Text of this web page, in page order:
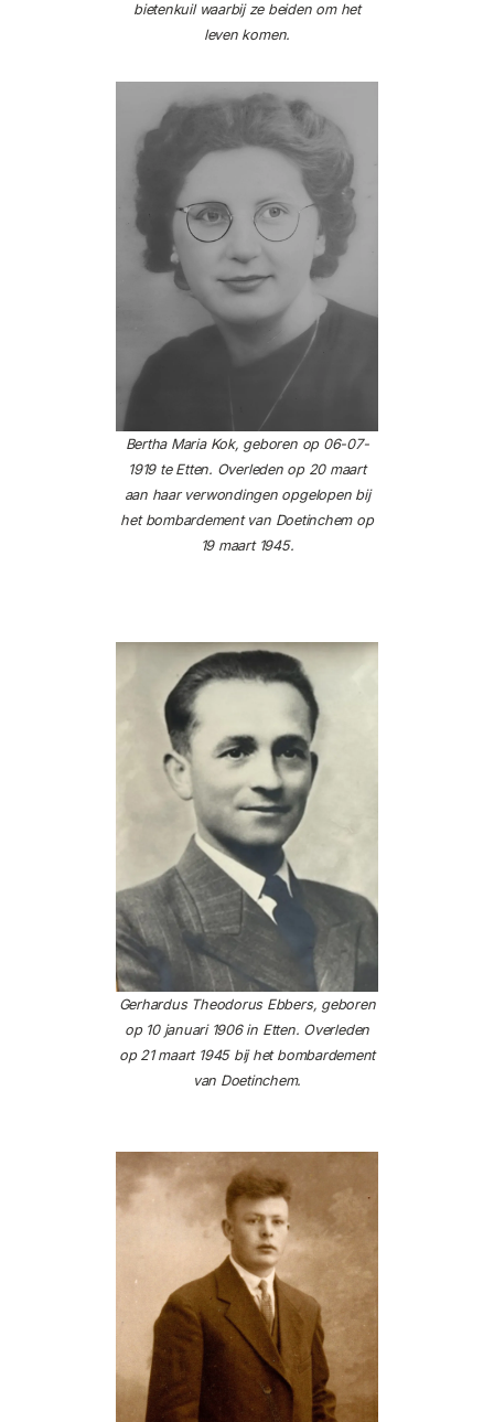
bietenkuil waarbij ze beiden om het
leven komen.
Bertha Maria Kok, geboren op 06-07-
1919 te Etten. Overleden op 20 maart
aan haar verwondingen opgelopen bij
het bombardement van Doetinchem op
19 maart 1945.
Gerhardus Theodorus Ebbers, geboren
op 10 januari 1906 in Etten. Overleden
op 21 maart 1945 bij het bombardement
van Doetinchem.